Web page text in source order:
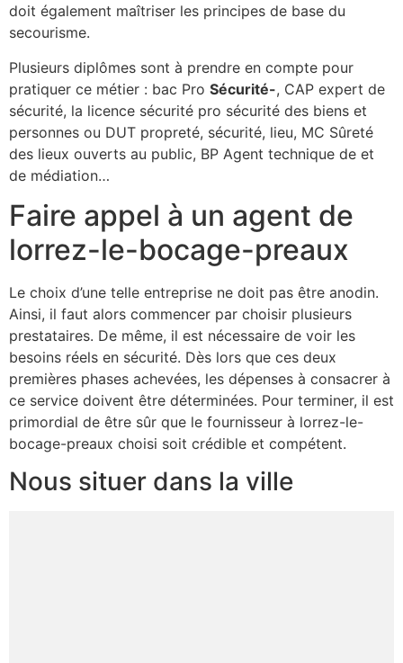
doit également maîtriser les principes de base du
secourisme.
Plusieurs diplômes sont à prendre en compte pour
pratiquer ce métier : bac Pro Sécurité-, CAP expert de
sécurité, la licence sécurité pro sécurité des biens et
personnes ou DUT propreté, sécurité, lieu, MC Sûreté
des lieux ouverts au public, BP Agent technique de et
de médiation…
Faire appel à un agent de
lorrez-le-bocage-preaux
Le choix d’une telle entreprise ne doit pas être anodin.
Ainsi, il faut alors commencer par choisir plusieurs
prestataires. De même, il est nécessaire de voir les
besoins réels en sécurité. Dès lors que ces deux
premières phases achevées, les dépenses à consacrer à
ce service doivent être déterminées. Pour terminer, il est
primordial de être sûr que le fournisseur à lorrez-le-
bocage-preaux choisi soit crédible et compétent.
Nous situer dans la ville